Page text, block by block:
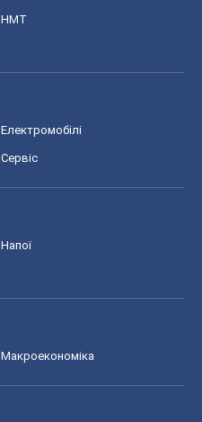
НМТ
Електромобілі
Сервіс
Напої
Макроекономіка